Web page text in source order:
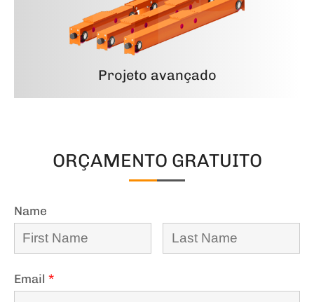
Projeto avançado
ORÇAMENTO GRATUITO
Name
Email *